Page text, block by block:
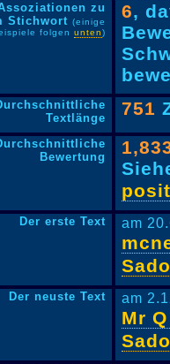
zu
Stichwort (einige
folgen unten)
6,
Textlänge
751
Bewertung
Der erste Text am
Der neuste Text am
Mr